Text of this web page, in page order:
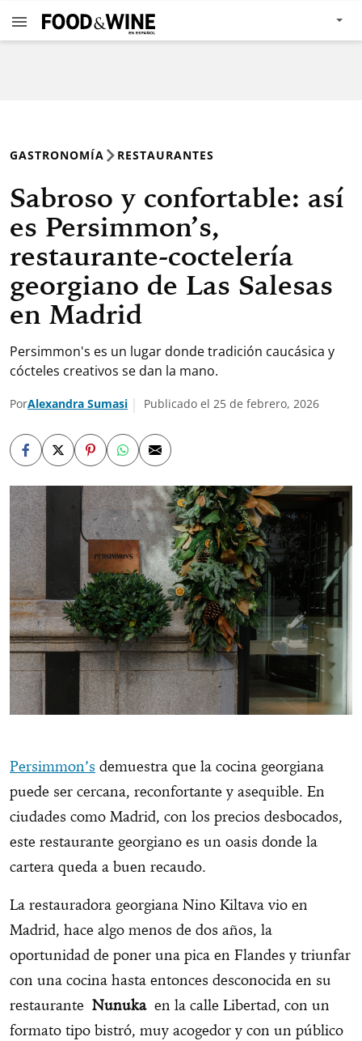
GASTRONOMÍA RESTAURANTES
Sabroso y confortable: así
es Persimmon’s,
restaurante-coctelería
georgiano de Las Salesas
en Madrid
Persimmon's es un lugar donde tradición caucásica y
cócteles creativos se dan la mano.
PorAlexandra Sumasi Publicado el 25 de febrero, 2026
Persimmon’s demuestra que la cocina georgiana
puede ser cercana, reconfortante y asequible. En
ciudades como Madrid, con los precios desbocados,
este restaurante georgiano es un oasis donde la
cartera queda a buen recaudo.
La restauradora georgiana Nino Kiltava vio en
Madrid, hace algo menos de dos años, la
oportunidad de poner una pica en Flandes y triunfar
con una cocina hasta entonces desconocida en su
restaurante Nunukaen la calle Libertad, con un
formato tipo bistró, muy acogedor y con un público